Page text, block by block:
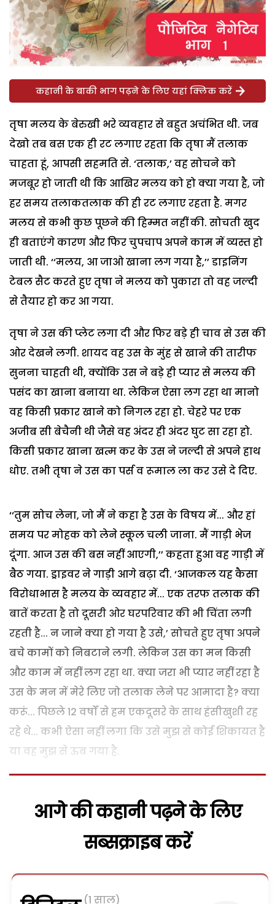
कहानी के बाकी भाग पढ़ने के लिए यहां क्लिक करें
तृषा मलय के बेरुखी भरे व्यवहार से बहुत अचंभित थी. जब
देखो तब बस एक ही रट लगाए रहता कि तृषा मैं तलाक
चाहता हूं, आपसी सहमति से. ‘तलाक,’ वह सोचने को
मजबूर हो जाती थी कि आखिर मलय को हो क्या गया है, जो
हर समय तलाकतलाक की ही रट लगाए रहता है. मगर
मलय से कभी कुछ पूछने की हिम्मत नहीं की. सोचती खुद
ही बताएंगे कारण और फिर चुपचाप अपने काम में व्यस्त हो
जाती थी. ‘‘मलय, आ जाओ खाना लग गया है,’’ डाइनिंग
टेबल सैट करते हुए तृषा ने मलय को पुकारा तो वह जल्दी
से तैयार हो कर आ गया.
तृषा ने उस की प्लेट लगा दी और फिर बड़े ही चाव से उस की
ओर देखने लगी. शायद वह उस के मुंह से खाने की तारीफ
सुनना चाहती थी, क्योंकि उस ने बड़े ही प्यार से मलय की
पसंद का खाना बनाया था. लेकिन ऐसा लग रहा था मानो
वह किसी प्रकार खाने को निगल रहा हो. चेहरे पर एक
अजीब सी बेचैनी थी जैसे वह अंदर ही अंदर घुट सा रहा हो.
किसी प्रकार खाना खत्म कर के उस ने जल्दी से अपने हाथ
धोए. तभी तृषा ने उस का पर्स व रूमाल ला कर उसे दे दिए.
‘‘तुम सोच लेना, जो मैं ने कहा है उस के विषय में... और हां
समय पर मोहक को लेने स्कूल चली जाना. मैं गाड़ी भेज
दूंगा. आज उस की बस नहीं आएगी,’’ कहता हुआ वह गाड़ी में
बैठ गया. ड्राइवर ने गाड़ी आगे बढ़ा दी. ‘आजकल यह कैसा
विरोधाभास है मलय के व्यवहार में... एक तरफ तलाक की
बातें करता है तो दूसरी ओर घरपरिवार की भी चिंता लगी
रहती है... न जाने क्या हो गया है उसे,’ सोचते हुए तृषा अपने
बचे कामों को निबटाने लगी. लेकिन उस का मन किसी
और काम में नहीं लग रहा था. क्या जरा भी प्यार नहीं रहा है
उस के मन में मेरे लिए जो तलाक लेने पर आमादा है? क्या
करूं... पिछले 12 वर्षों से हम एकदूसरे के साथ हंसीखुशी रह
रहे थे... कभी ऐसा नहीं लगा कि उसे मुझ से कोई शिकायत है
या वह मुझ से ऊब गया है.
आगे की कहानी पढ़ने के लिए
सब्सक्राइब करें
(1 साल)